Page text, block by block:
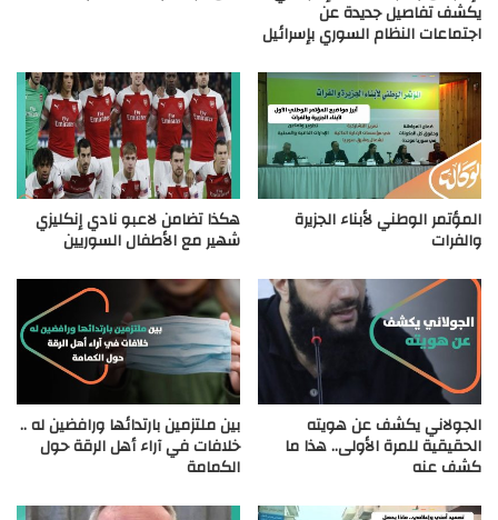
يكشف تفاصيل جديدة عن
اجتماعات النظام السوري بإسرائيل
المؤتمر الوطني لأبناء الجزيرة
والفرات
هكذا تضامن لاعبو نادي إنكليزي
شهير مع الأطفال السوريين
الجولاني يكشف عن هويته
الحقيقية للمرة الأولى.. هذا ما
كشف عنه
بين ملتزمين بارتدائها ورافضين له ..
خلافات في آراء أهل الرقة حول
الكمامة